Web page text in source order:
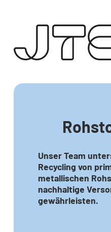
Unser Team
Recycling von
metallischen
nachhaltige
gewährleisten.